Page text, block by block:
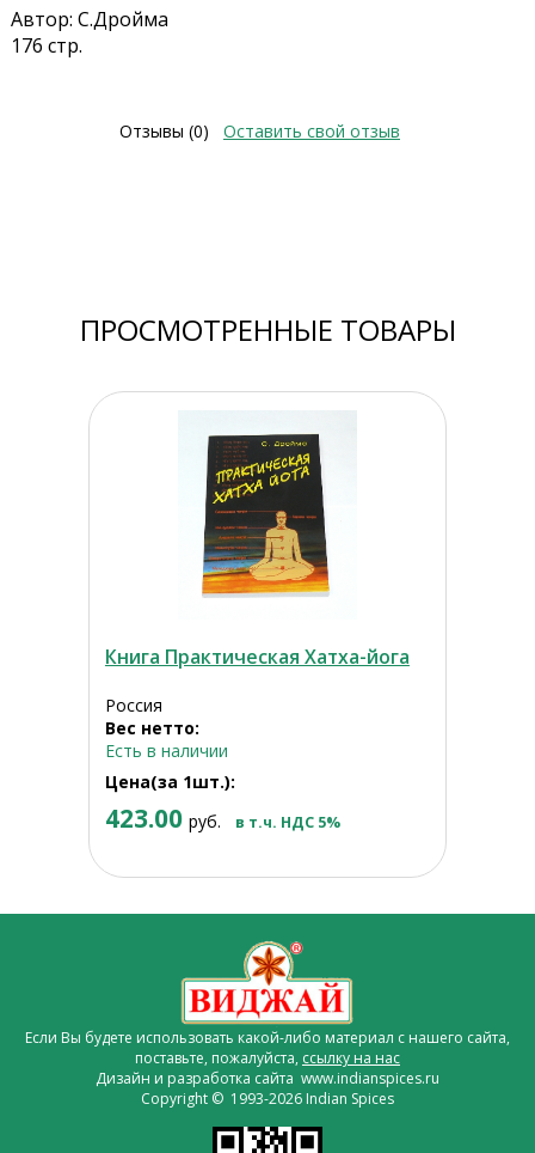
Автор: С.Дройма
176 стр.
Отзывы (0) Оставить свой отзыв
ПРОСМОТРЕННЫЕ ТОВАРЫ
Книга Практическая Хатха-йога
Россия
Вес нетто:
Есть в наличии
Цена(за 1шт.):
423.00 руб. в т.ч. НДС 5%
Если Вы будете использовать какой-либо материал с нашего сайта,
поставьте, пожалуйста, ссылку на нас
Дизайн и разработка сайта www.indianspices.ru
Copyright © 1993-2026 Indian Spices